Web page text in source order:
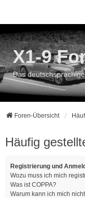
X1-9
Das
Foren-Übersicht
Häufig
Registrierung und
Wozu muss ich mich
Was ist COPPA?
Warum kann ich mich